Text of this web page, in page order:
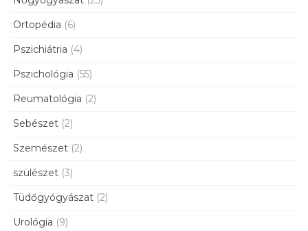
Ortopédia (6)
Pszichiátria (4)
Pszichológia (55)
Reumatológia (2)
Sebészet (2)
Szemészet (2)
szülészet (3)
Tüdőgyógyászat (2)
Urológia (9)